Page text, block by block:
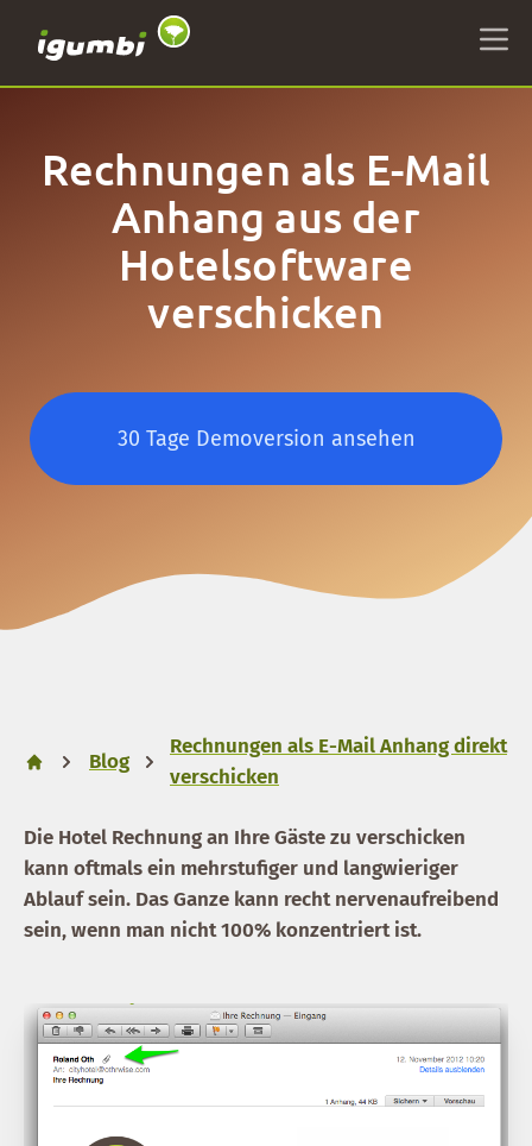
Rechnungen als E-Mail
Anhang aus der
Hotelsoftware
verschicken
30 Tage Demoversion ansehen
Blog
Rechnungen als E-Mail Anhang direkt
verschicken
Die Hotel Rechnung an Ihre Gäste zu verschicken
kann oftmals ein mehrstufiger und langwieriger
Ablauf sein. Das Ganze kann recht nervenaufreibend
sein, wenn man nicht 100% konzentriert ist.